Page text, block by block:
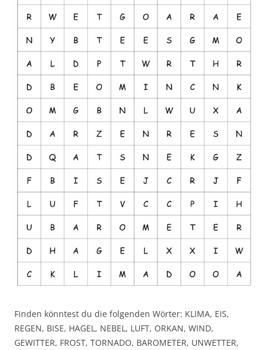
Finden könntest du die folgenden Wörter: KLIMA, EIS,
REGEN, BISE, HAGEL, NEBEL, LUFT, ORKAN, WIND,
GEWITTER, FROST, TORNADO, BAROMETER, UNWETTER,